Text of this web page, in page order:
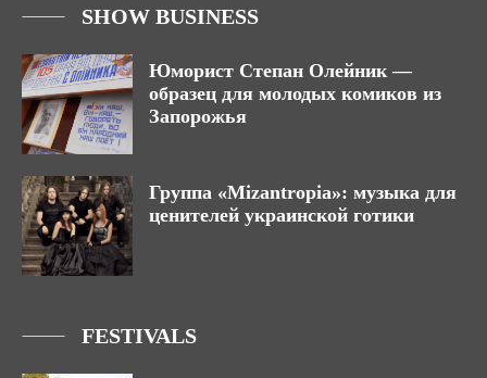
SHOW BUSINESS
Юморист Степан Олейник —
образец для молодых комиков из
Запорожья
Группа «Mizantropia»: музыка для
ценителей украинской готики
FESTIVALS